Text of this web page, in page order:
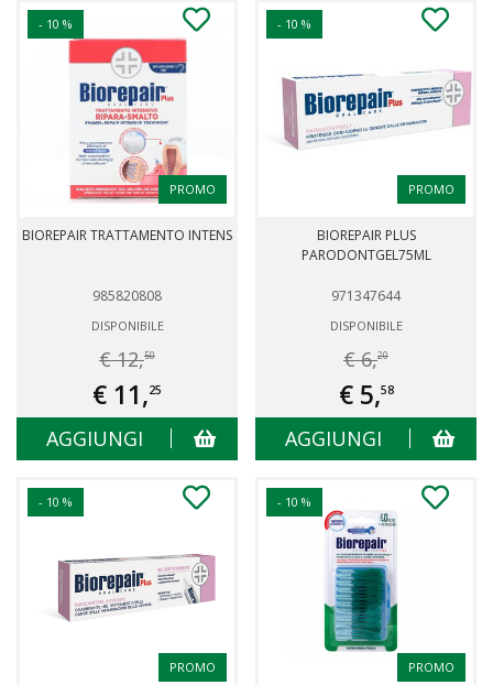
- 10 %
PROMO
BIOREPAIR TRATTAMENTO INTENS
985820808
DISPONIBILE
€ 12,50
€ 11,25
AGGIUNGI
- 10 %
PROMO
BIOREPAIR PLUS
PARODONTGEL75ML
971347644
DISPONIBILE
€ 6,20
€ 5,58
AGGIUNGI
- 10 %
PROMO
- 10 %
PROMO